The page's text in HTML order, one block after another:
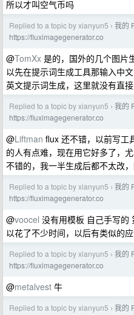
所以才叫空气币吗
Replied to a topic by xianyun5 › 我的
https://fluximagegenerator.co
@TomXx 是的，国外的几个图片
以先在提示词生成工具那输入中
英文提示词生成，这里就没有直
Replied to a topic by xianyun5 › 我的
https://fluximagegenerator.co
@Liftman flux 还不错，以前写工
的人有点难，现在用它好多了，
不错的，我一半生成后都不太改
Replied to a topic by xianyun5 › 我的
https://fluximagegenerator.co
@voocel 没有用模板 自己手写的
以花了不少时间，以后有类似的
Replied to a topic by xianyun5 › 我的
https://fluximagegenerator.co
@metalvest 牛
Replied to a topic by xianyun5 › 我的